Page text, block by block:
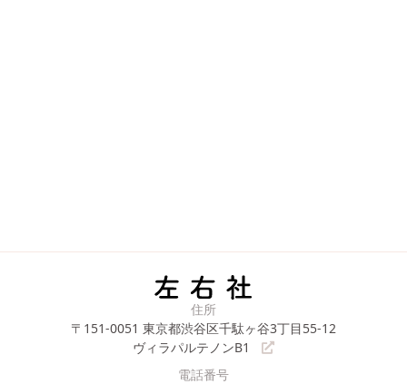
住所
〒151-0051 東京都渋谷区千駄ヶ谷3丁目55-12
ヴィラパルテノンB1
電話番号